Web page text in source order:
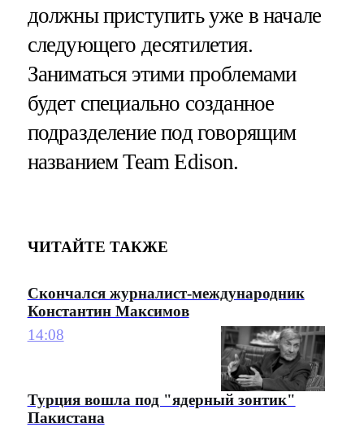
должны приступить уже в начале
следующего десятилетия.
Заниматься этими проблемами
будет специально созданное
подразделение под говорящим
названием Team Edison.
ЧИТАЙТЕ ТАКЖЕ
Скончался журналист-международник
Константин Максимов
14:08
Турция вошла под "ядерный зонтик"
Пакистана